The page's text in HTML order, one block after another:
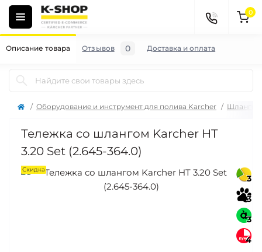
0
Оборудование и инструмент для полива Karcher Шланги,
Тележка со шлангом Karcher HT
3.20 Set (2.645-364.0)
3
3
3
4
Скидка
Описание товара Отзывов 0 Доставка и оплата